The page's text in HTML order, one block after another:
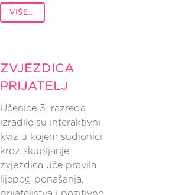
VIŠE...
ZVJEZDICA
PRIJATELJ
Učenice 3. razreda
izradile su interaktivni
kviz u kojem sudionici
kroz skupljanje
zvjezdica uče pravila
lijepog ponašanja,